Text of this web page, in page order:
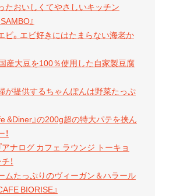
たおいしくてやさしいキッチン
』
ビ。エビ好きにはたまらない海老か
国産大豆を100％使用した自家製豆腐
が提供するちゃんぽんは野菜たっぷ
&Diner』の200g超の特大パテを挟ん
アナログ カフェ ラウンジ トーキョ
！
ムたっぷりのヴィーガン＆ハラール
BIORISE』